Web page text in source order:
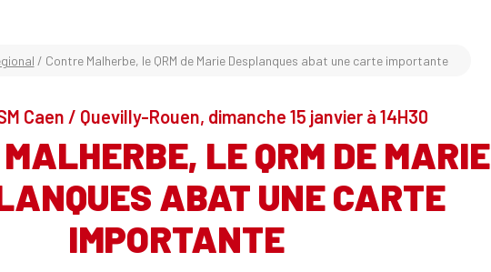
/ Contre Malherbe, le QRM de Marie Desplanques abat une carte importante
SM Caen / Quevilly-Rouen, dimanche 15 janvier à 14H30
LE QRM DE MARIE
ABAT UNE CARTE
IMPORTANTE